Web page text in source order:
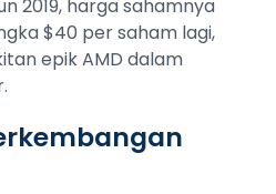
2019, harga sahamnya
$40 per saham lagi,
epik AMD dalam